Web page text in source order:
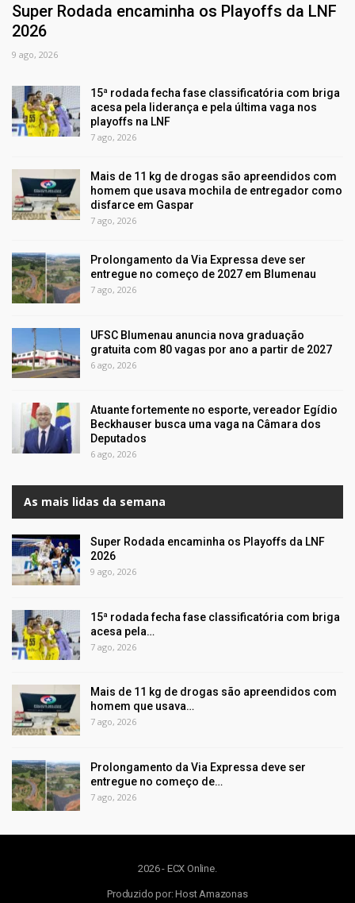
Super Rodada encaminha os Playoffs da LNF
2026
9 ago, 2026
15ª rodada fecha fase classificatória com briga
acesa pela liderança e pela última vaga nos
playoffs na LNF
7 ago, 2026
Mais de 11 kg de drogas são apreendidos com
homem que usava mochila de entregador como
disfarce em Gaspar
7 ago, 2026
Prolongamento da Via Expressa deve ser
entregue no começo de 2027 em Blumenau
7 ago, 2026
UFSC Blumenau anuncia nova graduação
gratuita com 80 vagas por ano a partir de 2027
6 ago, 2026
Atuante fortemente no esporte, vereador Egídio
Beckhauser busca uma vaga na Câmara dos
Deputados
6 ago, 2026
As mais lidas da semana
Super Rodada encaminha os Playoffs da LNF
2026
9 ago, 2026
15ª rodada fecha fase classificatória com briga
acesa pela…
7 ago, 2026
Mais de 11 kg de drogas são apreendidos com
homem que usava…
7 ago, 2026
Prolongamento da Via Expressa deve ser
entregue no começo de…
7 ago, 2026
2026 - ECX Online.
Produzido por:Host Amazonas